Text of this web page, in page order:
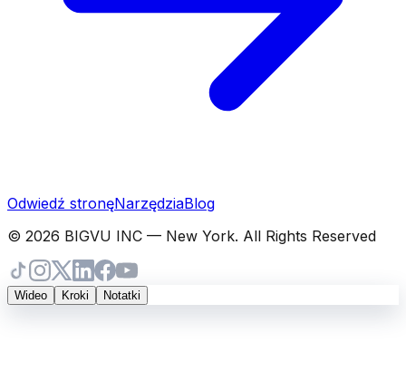
Odwiedź stronęNarzędziaBlog
© 2026 BIGVU INC — New York. All Rights Reserved
Wideo Kroki Notatki